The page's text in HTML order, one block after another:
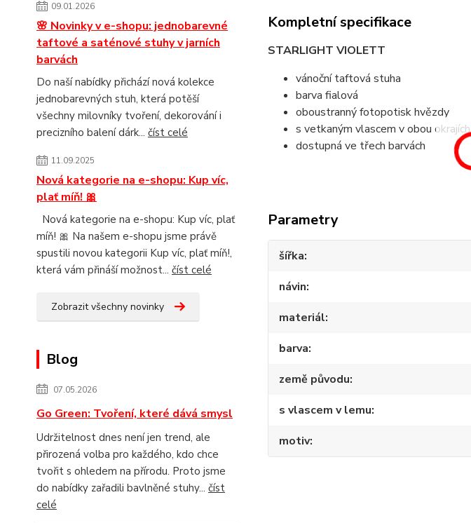
09.01.2026
🌸 Novinky v e-shopu: jednobarevné
taftové a saténové stuhy v jarních
barvách
Do naší nabídky přichází nová kolekce
jednobarevných stuh, která potěší
všechny milovníky tvoření, dekorování i
precizního balení dárk... číst celé
11.09.2025
Nová kategorie na e-shopu: Kup víc,
plať míň! 🎀
Nová kategorie na e-shopu: Kup víc, plať
míň! 🎀 Na našem e-shopu jsme právě
spustili novou kategorii Kup víc, plať míň!,
která vám přináší možnost... číst celé
Zobrazit všechny novinky
Blog
07.05.2026
Go Green: Tvoření, které dává smysl
Udržitelnost dnes není jen trend, ale
přirozená volba pro každého, kdo chce
tvořit s ohledem na přírodu. Proto jsme
do nabídky zařadili bavlněné stuhy... číst
celé
Kompletní specifikace
STARLIGHT VIOLETT
vánoční taftová stuha
barva fialová
oboustranný fotopotisk hvězdy
s vetkaným vlascem v obou okrajích
dostupná ve třech barvách
Parametry
šířka
návin
materiál
barva
země původu
s vlascem v lemu
motiv